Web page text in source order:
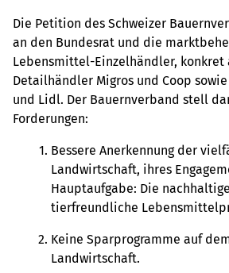
Die Petition des Schweizer
an den Bundesrat und die
Lebensmittel-Einzelhändler, konkret
Detailhändler Migros und Coop
und Lidl. Der Bauernverband stell
Forderungen:
Bessere Anerkennung der
Landwirtschaft, ihres
Hauptaufgabe: Die
tierfreundliche
Keine Sparprogramme auf
Landwirtschaft.